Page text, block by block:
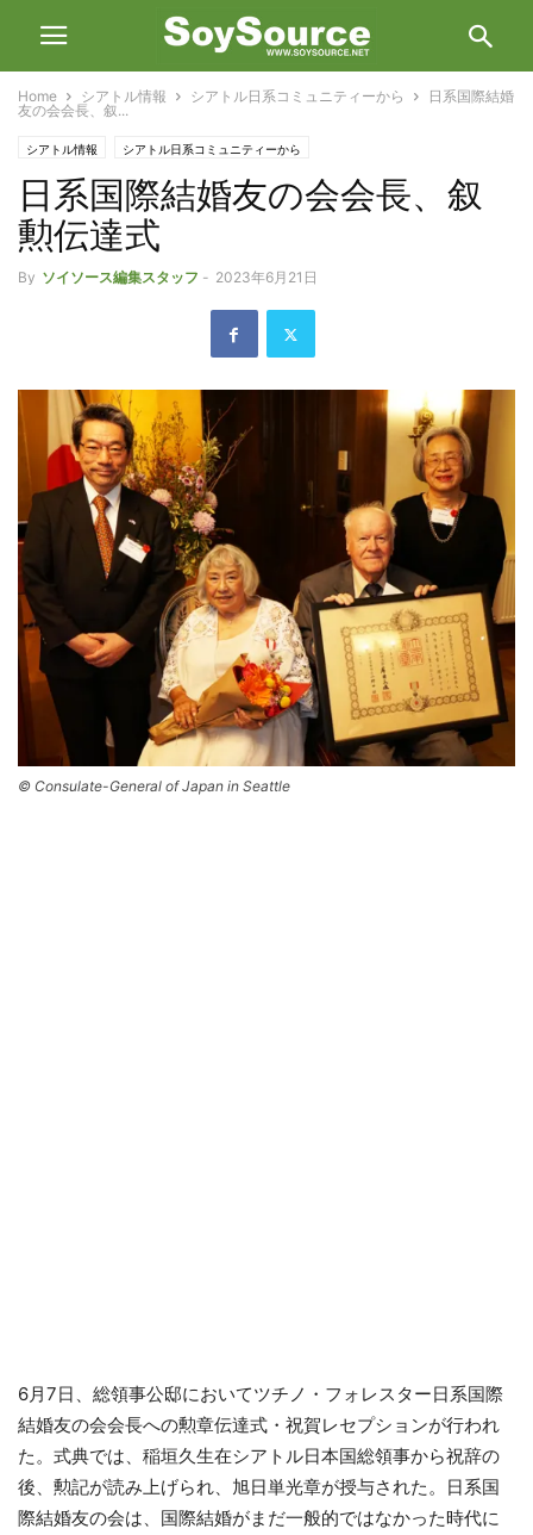
Home シアトル情報 シアトル日系コミュニティーから
日系国際結婚
友の会会長、叙...
シアトル情報 シアトル日系コミュニティーから
日系国際結婚友の会会長、叙
勲伝達式
By ソイソース編集スタッフ - 2023年6月21日
© Consulate-General of Japan in Seattle
6月7日、総領事公邸においてツチノ・フォレスター日系国際
結婚友の会会長への勲章伝達式・祝賀レセプションが行われ
た。式典では、稲垣久生在シアトル日本国総領事から祝辞の
後、勲記が読み上げられ、旭日単光章が授与された。日系国
際結婚友の会は、国際結婚がまだ一般的ではなかった時代に